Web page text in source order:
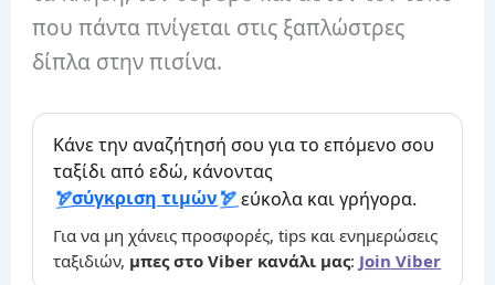
που πάντα πνίγεται στις ξαπλώστρες
δίπλα στην πισίνα.
Κάνε την αναζήτησή σου για το επόμενο σου
ταξίδι από εδώ, κάνοντας
σύγκριση τιμών
εύκολα και γρήγορα.
Για να μη χάνεις προσφορές, tips και ενημερώσεις
ταξιδιών, μπες στο Viber κανάλι μας: Join Viber